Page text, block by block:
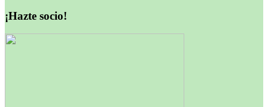
entradas
¡Hazte socio!